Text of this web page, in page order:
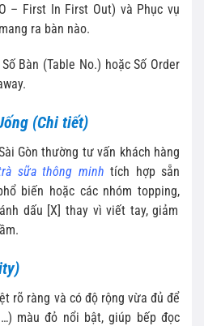
O – First In First Out) và Phục vụ
ra bàn nào.
Bàn (Table No.) hoặc Số Order
(Chi tiết)
Gòn thường tư vấn khách hàng
sữa thông minh tích hợp sẵn
biến hoặc các nhóm topping,
dấu [X] thay vì viết tay,giảm
rõ ràng và có độ rộng vừa đủ để
) màu đỏ nổi bật, giúp bếp đọc